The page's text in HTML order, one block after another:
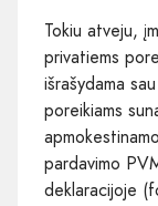
Tokiu atveju,
privatiems
išrašydama
poreikiams
pardavimo
deklaracijoje